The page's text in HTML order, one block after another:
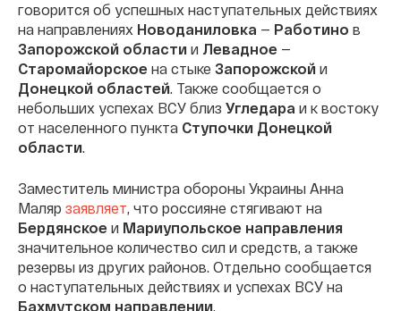
говорится об успешных наступательных действиях
на направлениях Новоданиловка — Работино в
Запорожской области и Левадное —
Старомайорское на стыке Запорожской и
Донецкой областей. Также сообщается о
небольших успехах ВСУ близ Угледара и к востоку
от населенного пункта Ступочки Донецкой
области.
Заместитель министра обороны Украины Анна
Маляр заявляет, что россияне стягивают на
Бердянское и Мариупольское направления
значительное количество сил и средств, а также
резервы из других районов. Отдельно сообщается
о наступательных действиях и успехах ВСУ на
Бахмутском направлении.